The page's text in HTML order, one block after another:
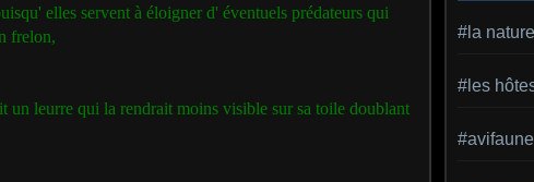
elles servent à éloigner d' éventuels prédateurs qui
frelon,
un leurre qui la rendrait moins visible sur sa toile doublant
#la nature
#les
#avifaune